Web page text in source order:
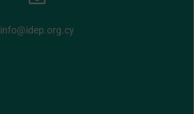
info@idep.org.cy